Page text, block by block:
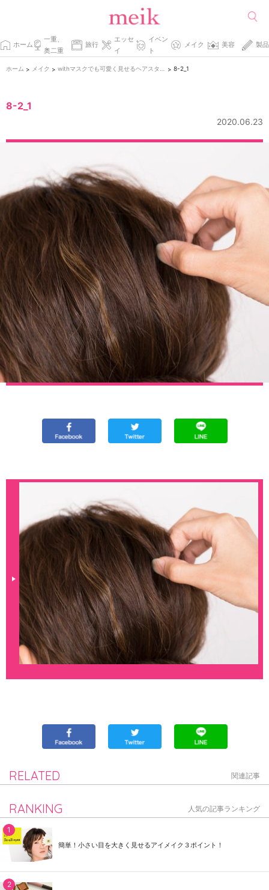
ホーム
一重、
奥二重
旅行
エッセ
イ
イベン
ト
メイク 美容 製品
ホーム > メイク > > 8-2_1
8-2_1
2020.06.23
RELATED 関連記事
RANKING 人気の記事ランキング
簡単！小さい目を大きく見せるアイメイク３ポイント！